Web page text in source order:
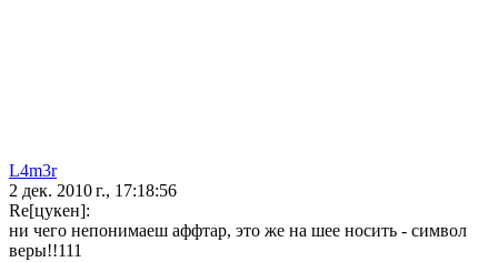
L4m3r
2 дек. 2010 г., 17:18:56
Re[цукен]:
ни чего непонимаеш аффтар, это же на шее носить - символ
веры!!111